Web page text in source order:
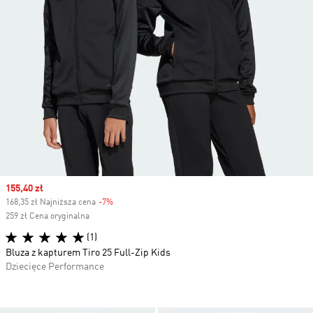
Sale price
155,40 zł
168,35 zł Najniższa cena -7%
259 zł Cena oryginalna
(1)
Bluza z kapturem Tiro 25 Full-Zip Kids
Dziecięce Performance